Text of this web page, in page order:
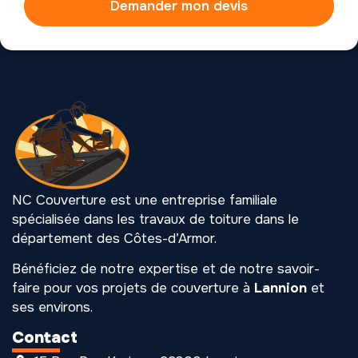
Demander mon devis
NC Couverture est une entreprise familiale
spécialisée dans les travaux de toiture dans le
département des Côtes-d’Armor.
Bénéficiez de notre expertise et de notre savoir-
faire pour vos projets de couverture à Lannion et
ses environs.
Contact